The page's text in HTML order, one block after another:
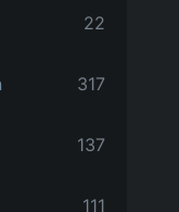
22
317
137
111